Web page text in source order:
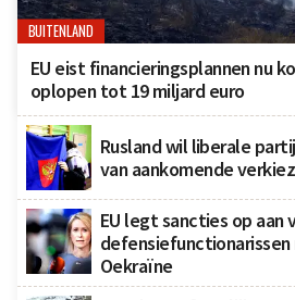
BUITENLAND
EU eist financieringsplannen nu
oplopen tot 19 miljard euro
Rusland wil liberale
van aankomende
EU legt sancties op aan
Oekraïne